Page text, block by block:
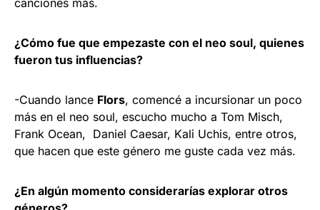
¿Cómo fue que empezaste con el neo soul, quienes
fueron tus influencias?
-Cuando lance Flors, comencé a incursionar un poco
más en el neo soul, escucho mucho a Tom Misch,
Frank Ocean, Daniel Caesar, Kali Uchis, entre otros,
que hacen que este género me guste cada vez más.
¿En algún momento considerarías explorar otros